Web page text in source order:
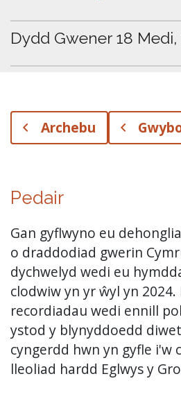
Dydd Gwener 18 Medi,
Archebu
Pedair
Gan gyflwyno eu
o draddodiad gwerin
dychwelyd wedi eu
clodwiw yn yr ŵyl yn 2024.
recordiadau wedi ennill
ystod y blynyddoedd
cyngerdd hwn yn gyfle i'w
lleoliad hardd Eglwys y